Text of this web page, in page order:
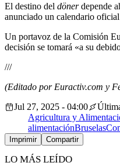
El destino del dönerdepende
anunciado un calendario
Un portavoz de la Comisión
decisión se tomará «a su
///
(Editado por Euractiv.com y
Jul 27, 2025 - 04:00
Agricultura y
alimentaciónBruselas
Imprimir Compartir
LO MÁS LEÍDO